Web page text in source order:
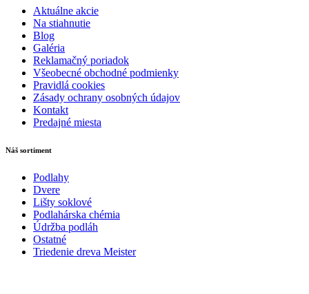
Aktuálne akcie
Na stiahnutie
Blog
Galéria
Reklamačný poriadok
Všeobecné obchodné podmienky
Pravidlá cookies
Zásady ochrany osobných údajov
Kontakt
Predajné miesta
Náš sortiment
Podlahy
Dvere
Lišty soklové
Podlahárska chémia
Údržba podláh
Ostatné
Triedenie dreva Meister